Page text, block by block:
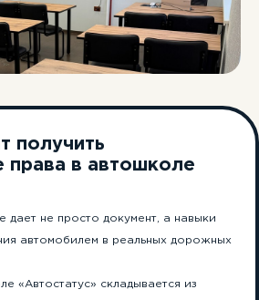
получить
права в автошколе
дает не просто документ, а навыки
автомобилем в реальных дорожных
«Автостатус» складывается из